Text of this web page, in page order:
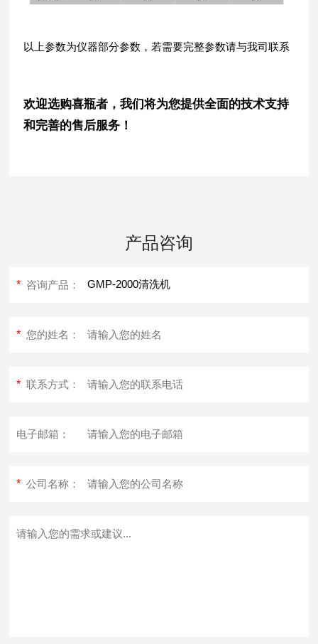
以上参数为仪器部分参数，若需要完整参数请与我司联系
欢迎选购喜瓶者，我们将为您提供全面的技术支持
和完善的售后服务！
产品咨询
* 咨询产品：
* 您的姓名：
* 联系方式：
电子邮箱：
* 公司名称：